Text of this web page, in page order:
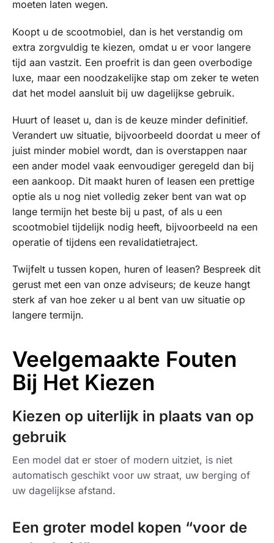
moeten laten wegen.
Koopt u de scootmobiel, dan is het verstandig om
extra zorgvuldig te kiezen, omdat u er voor langere
tijd aan vastzit. Een proefrit is dan geen overbodige
luxe, maar een noodzakelijke stap om zeker te weten
dat het model aansluit bij uw dagelijkse gebruik.
Huurt of leaset u, dan is de keuze minder definitief.
Verandert uw situatie, bijvoorbeeld doordat u meer of
juist minder mobiel wordt, dan is overstappen naar
een ander model vaak eenvoudiger geregeld dan bij
een aankoop. Dit maakt huren of leasen een prettige
optie als u nog niet volledig zeker bent van wat op
lange termijn het beste bij u past, of als u een
scootmobiel tijdelijk nodig heeft, bijvoorbeeld na een
operatie of tijdens een revalidatietraject.
Twijfelt u tussen kopen, huren of leasen? Bespreek dit
gerust met een van onze adviseurs; de keuze hangt
sterk af van hoe zeker u al bent van uw situatie op
langere termijn.
Veelgemaakte Fouten
Bij Het Kiezen
Kiezen op uiterlijk in plaats van op
gebruik
Een model dat er stoer of modern uitziet, is niet
automatisch geschikt voor uw straat, uw berging of
uw dagelijkse afstand.
Een groter model kopen “voor de